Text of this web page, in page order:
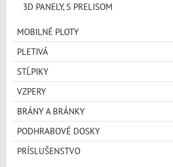
3D PANELY, S PRELISOM
MOBILNÉ PLOTY
PLETIVÁ
STĹPIKY
VZPERY
BRÁNY A BRÁNKY
PODHRABOVÉ DOSKY
PRÍSLUŠENSTVO